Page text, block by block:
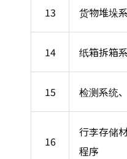
13 货物堆垛
14 纸箱拆箱
15 检测系统
16
行李存储
程序